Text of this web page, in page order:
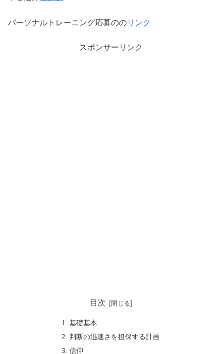
パーソナルトレーニング応募ののリンク
スポンサーリンク
目次
基礎基本
判断の迅速さを担保する計画
信仰